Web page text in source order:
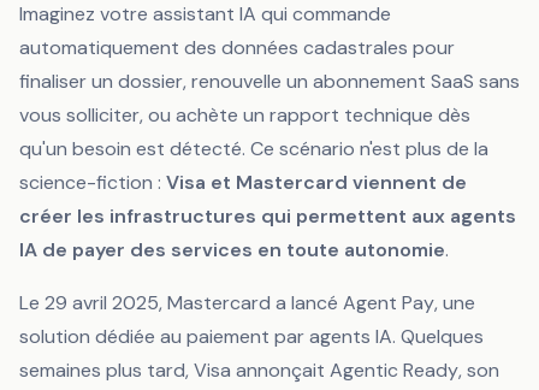
Imaginez votre assistant IA qui commande
automatiquement des données cadastrales pour
finaliser un dossier, renouvelle un abonnement SaaS sans
vous solliciter, ou achète un rapport technique dès
qu'un besoin est détecté. Ce scénario n'est plus de la
science-fiction : Visa et Mastercard viennent de
créer les infrastructures qui permettent aux agents
IA de payer des services en toute autonomie.
Le 29 avril 2025, Mastercard a lancé Agent Pay, une
solution dédiée au paiement par agents IA. Quelques
semaines plus tard, Visa annonçait Agentic Ready, son